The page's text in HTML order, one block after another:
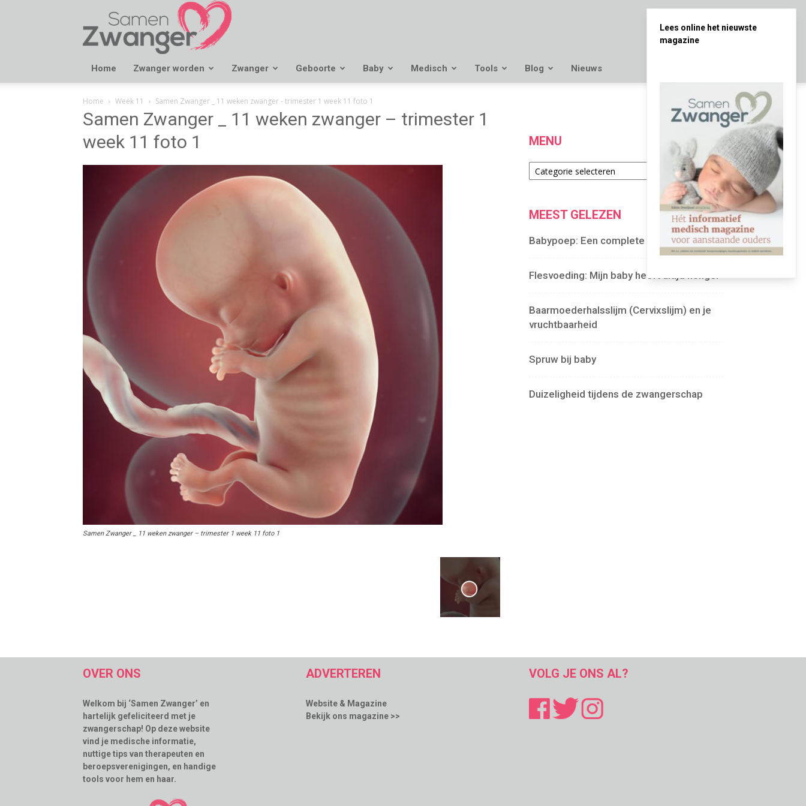
Samen
Zwanger
Home Zwanger worden Zwanger Geboorte Baby Medisch Tools Blog Nieuws
Home Week 11 Samen Zwanger _ 11 weken zwanger - trimester 1 week 11 foto 1
Samen Zwanger _ 11 weken zwanger – trimester 1
week 11 foto 1
Samen Zwanger _ 11 weken zwanger – trimester 1 week 11 foto 1
MENU
Menu
MEEST GELEZEN
Babypoep: Een complete gids
Flesvoeding: Mijn baby heeft altijd honger
Baarmoederhalsslijm (Cervixslijm) en je
vruchtbaarheid
Spruw bij baby
Duizeligheid tijdens de zwangerschap
OVER ONS
Welkom bij ‘Samen Zwanger’ en
hartelijk gefeliciteerd met je
zwangerschap! Op deze website
vind je medische informatie,
nuttige tips van therapeuten en
beroepsverenigingen, en handige
tools voor hem en haar.
ADVERTEREN
Website & Magazine
Bekijk ons magazine >>
VOLG JE ONS AL?
Lees online het nieuwste
magazine